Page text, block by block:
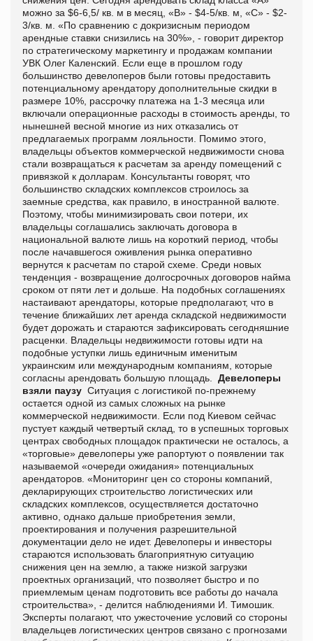
можно за $6-6,5/ кв. м в месяц, «В» - $4-5/кв. м, «С» - $2-
3/кв. м. «По сравнению с докризисным периодом
арендные ставки снизились на 30%», - говорит директор
по стратегическому маркетингу и продажам компании
УВК Олег Каленский. Если еще в прошлом году
большинство девелоперов были готовы предоставить
потенциальному арендатору дополнительные скидки в
размере 10%, рассрочку платежа на 1-3 месяца или
включали операционные расходы в стоимость аренды, то
нынешней весной многие из них отказались от
предлагаемых программ лояльности. Помимо этого,
владельцы объектов коммерческой недвижимости снова
стали возвращаться к расчетам за аренду помещений с
привязкой к долларам. Консультанты говорят, что
большинство складских комплексов строилось за
заемные средства, как правило, в иностранной валюте.
Поэтому, чтобы минимизировать свои потери, их
владельцы соглашались заключать договора в
национальной валюте лишь на короткий период, чтобы
после начавшегося оживления рынка оперативно
вернутся к расчетам по старой схеме. Среди новых
тенденция - возвращение долгосрочных договоров найма
сроком от пяти лет и дольше. На подобных соглашениях
настаивают арендаторы, которые предполагают, что в
течение ближайших лет аренда складской недвижимости
будет дорожать и стараются зафиксировать сегодняшние
расценки. Владельцы недвижимости готовы идти на
подобные уступки лишь единичным именитым
украинским или международным компаниям, которые
согласны арендовать большую площадь. Девелоперы
взяли паузу Ситуация с логистикой по-прежнему
остается одной из самых сложных на рынке
коммерческой недвижимости. Если под Киевом сейчас
пустует каждый четвертый склад, то в успешных торговых
центрах свободных площадок практически не осталось, а
«торговые» девелоперы уже рапортуют о появлении так
называемой «очереди ожидания» потенциальных
арендаторов. «Мониторинг цен со стороны компаний,
декларирующих строительство логистических или
складских комплексов, осуществляется достаточно
активно, однако дальше приобретения земли,
проектирования и получения разрешительной
документации дело не идет. Девелоперы и инвесторы
стараются использовать благоприятную ситуацию
снижения цен на землю, а также низкой загрузки
проектных организаций, что позволяет быстро и по
приемлемым ценам подготовить все работы до начала
строительства», - делится наблюдениями И. Тимошик.
Эксперты полагают, что ужесточение условий со стороны
владельцев логистических центров связано с прогнозами